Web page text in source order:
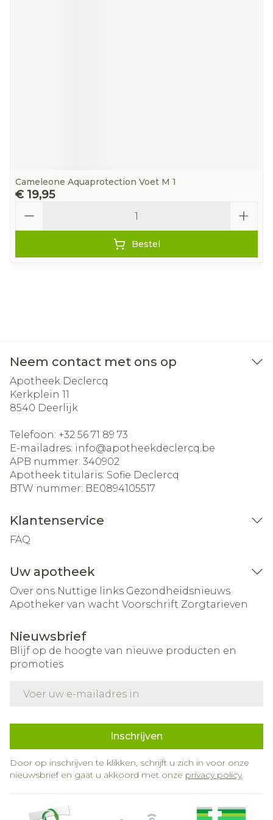
Cameleone Aquaprotection Voet M 1
€ 19,95
Bestel
Neem contact met ons op
Apotheek Declercq
Kerkplein 11
8540 Deerlijk
Telefoon: +32 56 71 89 73
E-mailadres: info@apotheekdeclercq.be
APB nummer: 340902
Apotheek titularis: Sofie Declercq
BTW nummer: BE0894105517
Klantenservice
FAQ
Uw apotheek
Over ons Nuttige links Gezondheidsnieuws
Apotheker van wacht Voorschrift Zorgtarieven
Nieuwsbrief
Blijf op de hoogte van nieuwe producten en
promoties
Inschrijven
Door op inschrijven te klikken, schrijft u zich in voor onze
nieuwsbrief en gaat u akkoord met onze privacy policy.